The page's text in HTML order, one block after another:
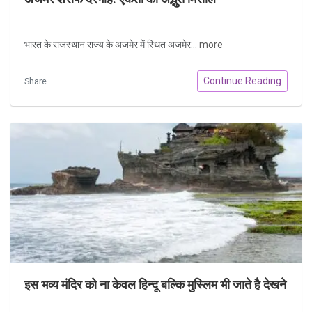
भारत के राजस्थान राज्य के अजमेर में स्थित अजमेर... more
Share Continue Reading
इस भव्य मंदिर को ना केवल हिन्दू बल्कि मुस्लिम भी जाते है देखने